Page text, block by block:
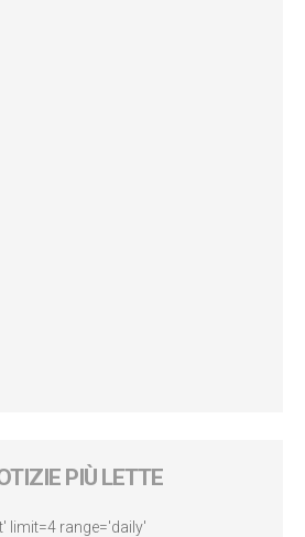
PIÙ LETTE
limit=4 range='daily'